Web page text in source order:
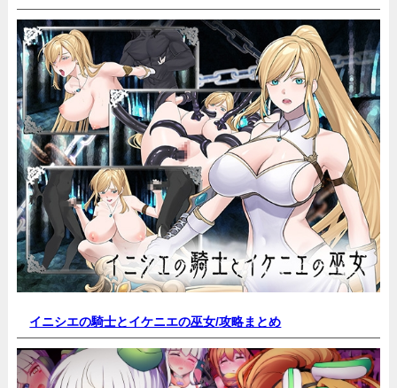
イニシエの騎士とイケニエの巫女/攻略まとめ